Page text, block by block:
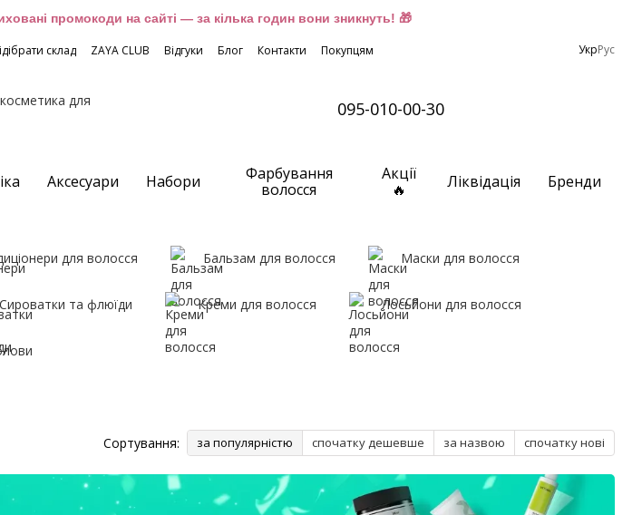
промокоди на сайті — за кілька годин вони зникнуть! 🎁
склад ZAYA CLUB Відгуки Блог Контакти Покупцям УкрРус
095-010-00-30
Аксесуари Набори
Фарбування
волосся
Акції
🔥
Ліквідація Бренди
для волосся Бальзам для волосся Маски для волосся
Сироватки та флюїди Креми для волосся Лосьйони для волосся
Сортування: за популярністю спочатку дешевше за назвою спочатку нові